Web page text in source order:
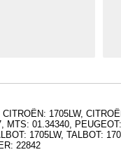
1705LW,
01.34340,
1705LW, TALBOT:
22842